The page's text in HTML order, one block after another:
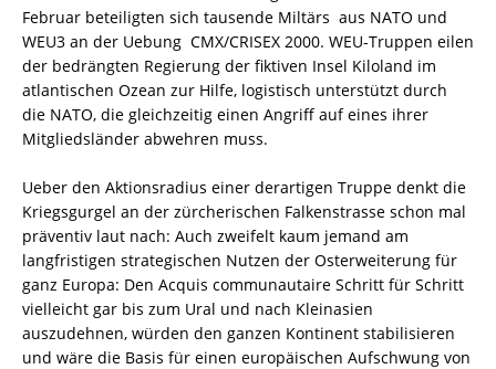
Februar beteiligten sich tausende Miltärs aus NATO und
WEU3 an der Uebung CMX/CRISEX 2000. WEU-Truppen eilen
der bedrängten Regierung der fiktiven Insel Kiloland im
atlantischen Ozean zur Hilfe, logistisch unterstützt durch
die NATO, die gleichzeitig einen Angriff auf eines ihrer
Mitgliedsländer abwehren muss.
Ueber den Aktionsradius einer derartigen Truppe denkt die
Kriegsgurgel an der zürcherischen Falkenstrasse schon mal
präventiv laut nach: Auch zweifelt kaum jemand am
langfristigen strategischen Nutzen der Osterweiterung für
ganz Europa: Den Acquis communautaire Schritt für Schritt 
vielleicht gar bis zum Ural und nach Kleinasien
auszudehnen, würden den ganzen Kontinent stabilisieren
und wäre die Basis für einen europäischen Aufschwung von